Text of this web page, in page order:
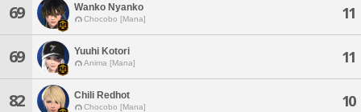
69 Wanko Nyanko
Chocobo [Mana] 11
69 Yuuhi Kotori
Anima [Mana] 11
82 Chili Redhot
Chocobo [Mana] 10